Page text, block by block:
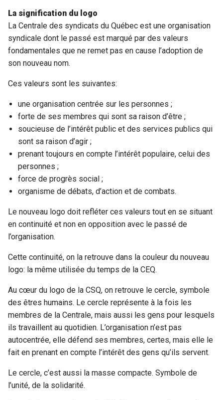
La signification du logo
La Centrale des syndicats du Québec est une organisation
syndicale dont le passé est marqué par des valeurs
fondamentales que ne remet pas en cause l’adoption de
son nouveau nom.
Ces valeurs sont les suivantes:
une organisation centrée sur les personnes ;
forte de ses membres qui sont sa raison d’être ;
soucieuse de l’intérêt public et des services publics qui
sont sa raison d’agir ;
prenant toujours en compte l’intérêt populaire, celui des
personnes ;
force de progrès social ;
organisme de débats, d’action et de combats.
Le nouveau logo doit refléter ces valeurs tout en se situant
en continuité et non en opposition avec le passé de
l’organisation.
Cette continuité, on la retrouve dans la couleur du nouveau
logo: la même utilisée du temps de la CEQ.
Au cœur du logo de la CSQ, on retrouve le cercle, symbole
des êtres humains. Le cercle représente à la fois les
membres de la Centrale, mais aussi les gens pour lesquels
ils travaillent au quotidien. L’organisation n’est pas
autocentrée, elle défend ses membres, certes, mais elle le
fait en prenant en compte l’intérêt des gens qu’ils servent.
Le cercle, c’est aussi la masse compacte. Symbole de
l’unité, de la solidarité.